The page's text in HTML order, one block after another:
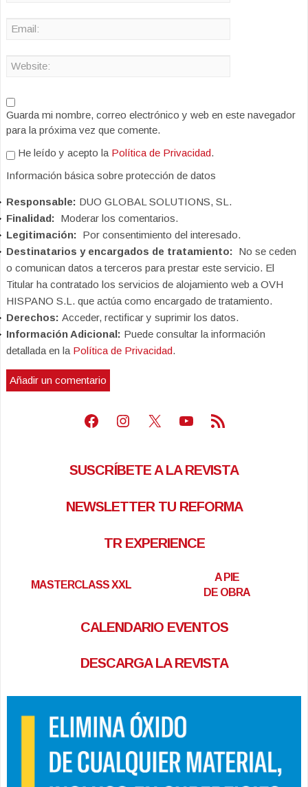
Guarda mi nombre, correo electrónico y web en este navegador
para la próxima vez que comente.
He leído y acepto la Política de Privacidad.
Información básica sobre protección de datos
Responsable: DUO GLOBAL SOLUTIONS, SL.
Finalidad: Moderar los comentarios.
Legitimación: Por consentimiento del interesado.
Destinatarios y encargados de tratamiento: No se ceden
o comunican datos a terceros para prestar este servicio. El
Titular ha contratado los servicios de alojamiento web a OVH
HISPANO S.L. que actúa como encargado de tratamiento.
Derechos: Acceder, rectificar y suprimir los datos.
Información Adicional: Puede consultar la información
detallada en la Política de Privacidad.
Facebook
Instagram
X Youtube
Feed RSS
SUSCRÍBETE A LA REVISTA
NEWSLETTER TU REFORMA
TR EXPERIENCE
MASTERCLASS XXL
A PIE
DE OBRA
CALENDARIO EVENTOS
DESCARGA LA REVISTA